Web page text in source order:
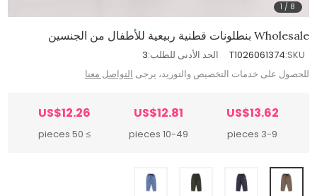
1 / 8
Wholesale بنطلونات قطنية ربيعية للأطفال من الجنسين
SKU:
T1026061374 الحد الأدنى للطلب:3
للحصول على خدمات التخصيص والتوريد، يرجى التواصل معنا
US$13.62
3-9 pieces
US$12.81
10-49 pieces
US$12.26
≥ 50 pieces